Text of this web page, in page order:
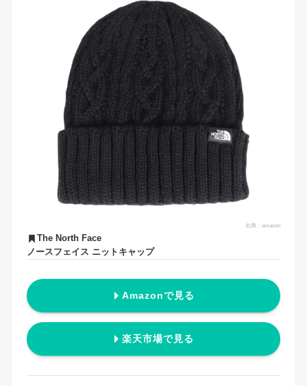
出典：amazon
The North Face
ノースフェイス ニットキャップ
Amazonで見る
楽天市場で見る